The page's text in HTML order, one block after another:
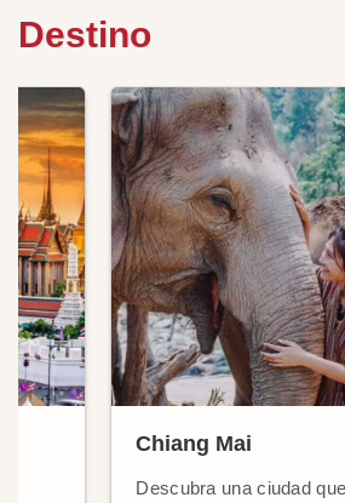
Destino
Chiang Mai
Descubra una ciudad